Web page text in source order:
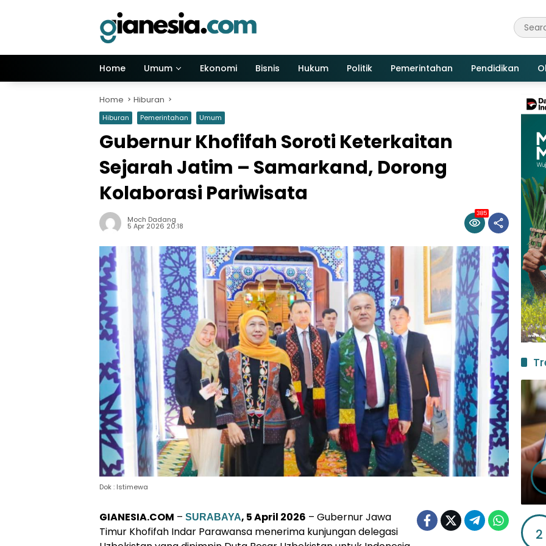
Home Umum Ekonomi Bisnis Hukum Politik Pemerintahan Pendidikan
Home Hiburan
Hiburan Pemerintahan Umum
Gubernur Khofifah Soroti Keterkaitan
Sejarah Jatim – Samarkand, Dorong
Kolaborasi Pariwisata
Moch Dadang
5 Apr 2026 20:18
385
Dok : Istimewa
GIANESIA.COM – SURABAYA, 5 April 2026 – Gubernur Jawa
Timur Khofifah Indar Parawansa menerima kunjungan delegasi
2